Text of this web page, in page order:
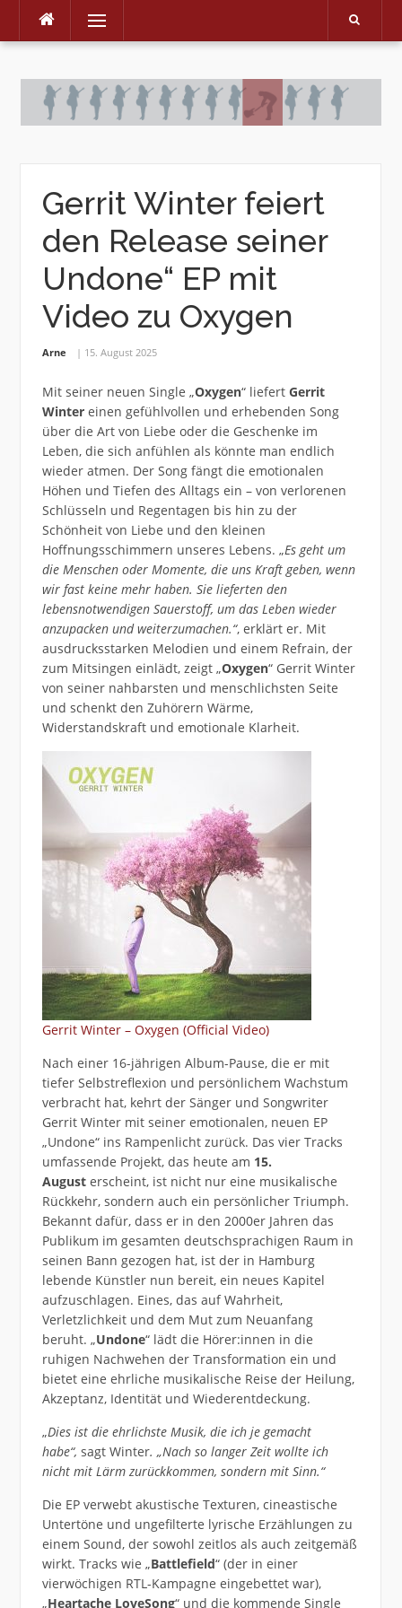
Skip
Menu
Gerrit Winter feiert
den Release seiner
Undone“ EP mit
Video zu Oxygen
Arne 15. August 2025
Mit seiner neuen Single „Oxygen“ liefert Gerrit
Wintereinen gefühlvollen und erhebenden Song
über die Art von Liebe oder die Geschenke im
Leben, die sich anfühlen als könnte man endlich
wieder atmen. Der Song fängt die emotionalen
Höhen und Tiefen des Alltags ein – von verlorenen
Schlüsseln und Regentagen bis hin zu der
Schönheit von Liebe und den kleinen
Hoffnungsschimmern unseres Lebens. „Es geht um
die Menschen oder Momente, die uns Kraft geben, wenn
wir fast keine mehr haben. Sie lieferten den
lebensnotwendigen Sauerstoff, um das Leben wieder
anzupacken und weiterzumachen.“, erklärt er. Mit
ausdrucksstarken Melodien und einem Refrain, der
zum Mitsingen einlädt, zeigt „Oxygen“ Gerrit Winter
von seiner nahbarsten und menschlichsten Seite
und schenkt den Zuhörern Wärme,
Widerstandskraft und emotionale Klarheit.
Gerrit Winter – Oxygen (Official Video)
Nach einer 16-jährigen Album-Pause, die er mit
tiefer Selbstreflexion und persönlichem Wachstum
verbracht hat, kehrt der Sänger und Songwriter
Gerrit Winter mit seiner emotionalen, neuen EP
„Undone“ ins Rampenlicht zurück. Das vier Tracks
umfassende Projekt, das heute am 15.
Augusterscheint, ist nicht nur eine musikalische
Rückkehr, sondern auch ein persönlicher Triumph.
Bekannt dafür, dass er in den 2000er Jahren das
Publikum im gesamten deutschsprachigen Raum in
seinen Bann gezogen hat, ist der in Hamburg
lebende Künstler nun bereit, ein neues Kapitel
aufzuschlagen. Eines, das auf Wahrheit,
Verletzlichkeit und dem Mut zum Neuanfang
beruht. „Undone“ lädt die Hörer:innen in die
ruhigen Nachwehen der Transformation ein und
bietet eine ehrliche musikalische Reise der Heilung,
Akzeptanz, Identität und Wiederentdeckung.
„Dies ist die ehrlichste Musik, die ich je gemacht
habe“, sagt Winter. „Nach so langer Zeit wollte ich
nicht mit Lärm zurückkommen, sondern mit Sinn.“
Die EP verwebt akustische Texturen, cineastische
Untertöne und ungefilterte lyrische Erzählungen zu
einem Sound, der sowohl zeitlos als auch zeitgemäß
wirkt. Tracks wie „Battlefield“ (der in einer
vierwöchigen RTL-Kampagne eingebettet war),
„Heartache LoveSong“ und die kommende Single